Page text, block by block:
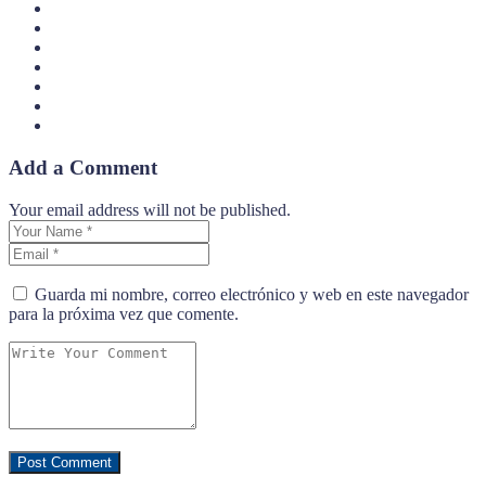
Add a Comment
Your email address will not be published.
Guarda mi nombre, correo electrónico y web en este navegador
para la próxima vez que comente.